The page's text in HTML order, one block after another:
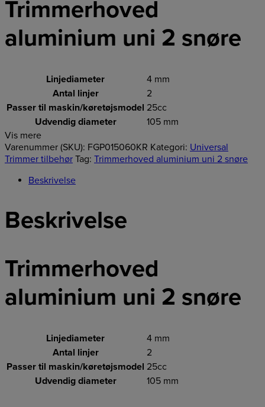
Trimmerhoved
aluminium uni 2 snøre
Linjediameter
4 mm
Antal linjer
2
Passer til maskin/køretøjsmodel 25cc
Udvendig diameter
105 mm
Vis mere
Varenummer (SKU): FGP015060KR Kategori: Universal
Trimmer tilbehør Tag: Trimmerhoved aluminium uni 2 snøre
Beskrivelse
Beskrivelse
Trimmerhoved
aluminium uni 2 snøre
Linjediameter
4 mm
Antal linjer
2
Passer til maskin/køretøjsmodel 25cc
Udvendig diameter
105 mm